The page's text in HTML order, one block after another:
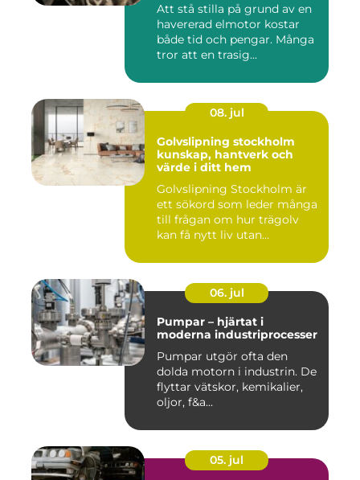
Att stå stilla på grund av en
havererad elmotor kostar
både tid och pengar. Många
tror att en trasig...
08. jul
Golvslipning stockholm
kunskap, hantverk och
värde i ditt hem
Golvslipning Stockholm är
ett sökord som leder många
till frågan om hur trägolv
kan få nytt liv utan...
06. jul
Pumpar – hjärtat i
moderna industriprocesser
Pumpar utgör ofta den
dolda motorn i industrin. De
flyttar vätskor, kemikalier,
oljor, f&a...
05. jul